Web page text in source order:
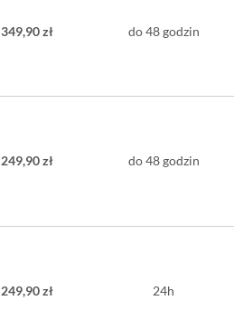
349,90 zł do 48 godzin
249,90 zł do 48 godzin
249,90 zł 24h